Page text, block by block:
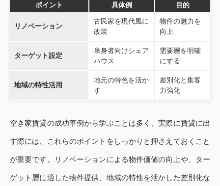
ポイント 具体例 目的
リノベーション
古民家を現代風に
改装
物件の魅力を
向上
ターゲット設定
単身者向けシェア
ハウス
需要層を明確
にする
地域の特性活用
地元の特色を活か
す
差別化と集客
力強化
空き家賃貸の成功事例から学ぶことは多く、実際に賃貸に出
す際には、これらのポイントをしっかりと押さえておくこと
が重要です。リノベーションによる物件価値の向上や、ター
ゲット層に適した物件提供、地域の特性を活かした差別化な